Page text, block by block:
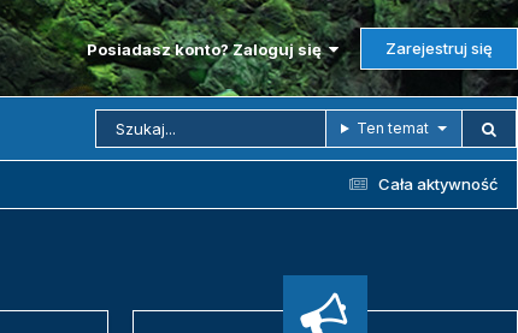
Posiadasz konto? Zaloguj się Zarejestruj się
Ten temat
Cała aktywność